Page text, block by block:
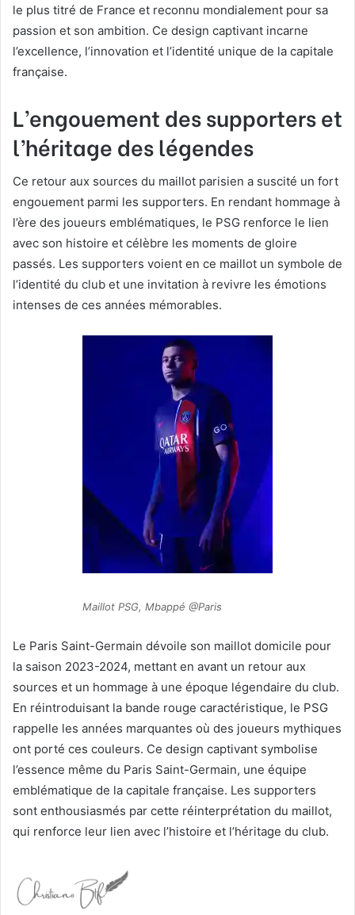
le plus titré de France et reconnu mondialement pour sa
passion et son ambition. Ce design captivant incarne
l’excellence, l’innovation et l’identité unique de la capitale
française.
L’engouement des supporters et
l’héritage des légendes
Ce retour aux sources du maillot parisien a suscité un fort
engouement parmi les supporters. En rendant hommage à
l’ère des joueurs emblématiques, le PSG renforce le lien
avec son histoire et célèbre les moments de gloire
passés. Les supporters voient en ce maillot un symbole de
l’identité du club et une invitation à revivre les émotions
intenses de ces années mémorables.
Maillot PSG, Mbappé @Paris
Le Paris Saint-Germain dévoile son maillot domicile pour
la saison 2023-2024, mettant en avant un retour aux
sources et un hommage à une époque légendaire du club.
En réintroduisant la bande rouge caractéristique, le PSG
rappelle les années marquantes où des joueurs mythiques
ont porté ces couleurs. Ce design captivant symbolise
l’essence même du Paris Saint-Germain, une équipe
emblématique de la capitale française. Les supporters
sont enthousiasmés par cette réinterprétation du maillot,
qui renforce leur lien avec l’histoire et l’héritage du club.